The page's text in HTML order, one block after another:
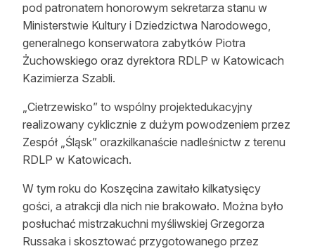
O nas
100 lat „Lasu Polskiego”
Reklama
Zostań autorem
Archiwum
Kontakt
pod patronatem honorowym sekretarza stanu w
Ministerstwie Kultury i Dziedzictwa Narodowego,
generalnego konserwatora zabytków Piotra
Żuchowskiego oraz dyrektora RDLP w Katowicach
Kazimierza Szabli.
„Cietrzewisko” to wspólny projektedukacyjny
realizowany cyklicznie z dużym powodzeniem przez
Zespół „Śląsk” orazkilkanaście nadleśnictw z terenu
RDLP w Katowicach.
W tym roku do Koszęcina zawitało kilkatysięcy
gości, a atrakcji dla nich nie brakowało. Można było
posłuchać mistrzakuchni myśliwskiej Grzegorza
Russaka i skosztować przygotowanego przez